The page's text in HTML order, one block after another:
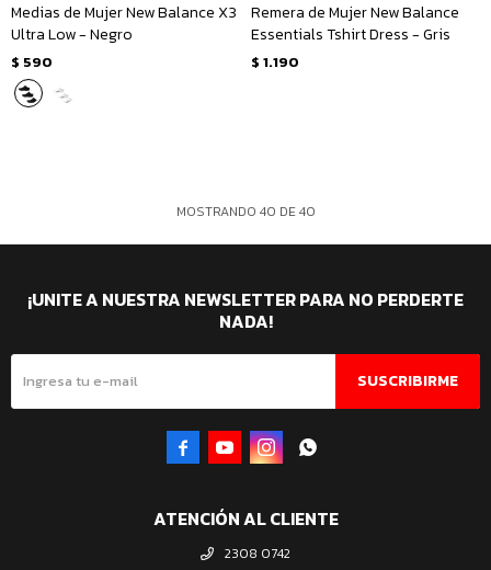
Medias de Mujer New Balance X3
Ultra Low - Negro
$ 590
Remera de Mujer New Balance
Essentials Tshirt Dress - Gris
$ 1.190
MOSTRANDO 40 DE40
ATENCIÓN AL CLIENTE
2308 0742
¡UNITE A NUESTRA NEWSLETTER PARA NO PERDERTE
NADA!
SUSCRIBIRME
   